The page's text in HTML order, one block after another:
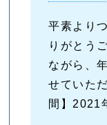
平素より
りがとう
ながら、
せていた
間】2021